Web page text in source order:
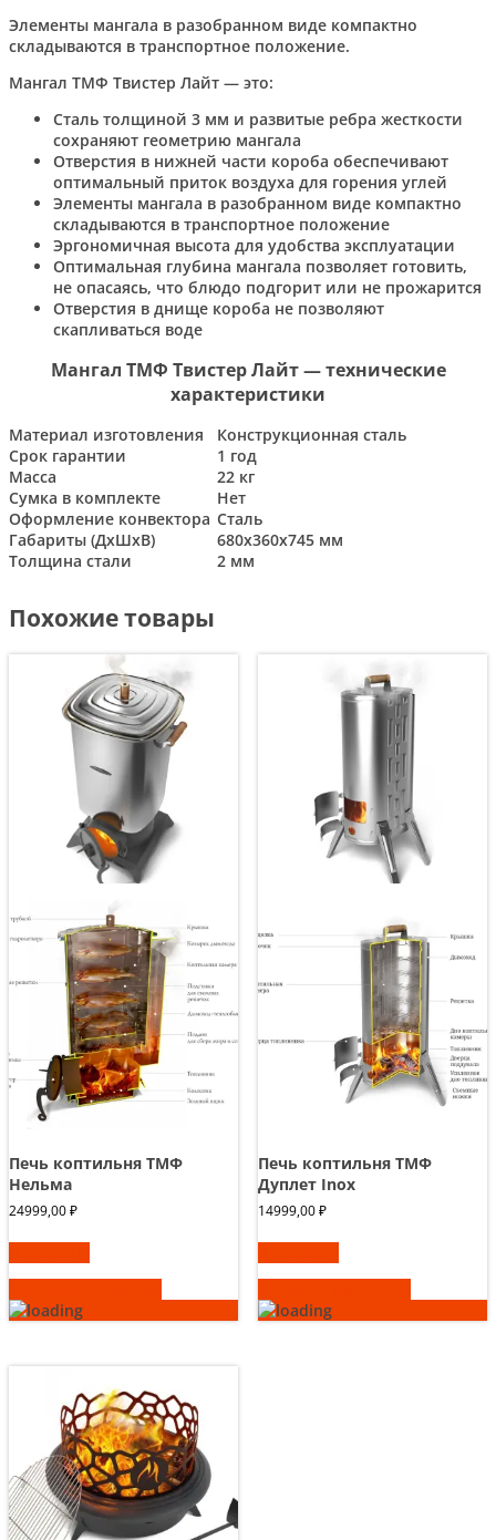
Элементы мангала в разобранном виде компактно
складываются в транспортное положение.
Мангал ТМФ Твистер Лайт — это:
Сталь толщиной 3 мм и развитые ребра жесткости
сохраняют геометрию мангала
Отверстия в нижней части короба обеспечивают
оптимальный приток воздуха для горения углей
Элементы мангала в разобранном виде компактно
складываются в транспортное положение
Эргономичная высота для удобства эксплуатации
Оптимальная глубина мангала позволяет готовить,
не опасаясь, что блюдо подгорит или не прожарится
Отверстия в днище короба не позволяют
скапливаться воде
Мангал ТМФ Твистер Лайт — технические
характеристики
Материал изготовления
Конструкционная сталь
Срок гарантии
1 год
Масса
22 кг
Сумка в комплекте
Нет
Оформление конвектора Сталь
Габариты (ДхШхВ)
680х360х745 мм
Толщина стали
2 мм
Похожие товары
Печь коптильня ТМФ
Нельма
24999,00₽
Печь коптильня ТМФ
Дуплет Inox
14999,00₽